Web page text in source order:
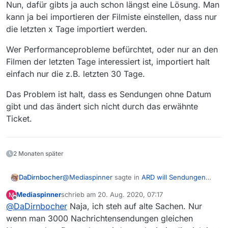
Nun, dafür gibts ja auch schon längst eine Lösung. Man
kann ja bei importieren der Filmiste einstellen, dass nur
die letzten x Tage importiert werden.
Wer Performanceprobleme befürchtet, oder nur an den
Filmen der letzten Tage interessiert ist, importiert halt
einfach nur die z.B. letzten 30 Tage.
Das Problem ist halt, dass es Sendungen ohne Datum
gibt und das ändert sich nicht durch das erwähnte
Ticket.
2 Monaten später
DaDirnbocher@Mediaspinner sagte in ARD will Sendungen
Hält die Datenbank bzw. die
Suchperformance den zu erwartenden
zusätzlichen Filmbestand aus, wenn auch
Das sieht man jetzt schon - am SWR Retro. Und
M
Offline
Mediaspinnerschrieb am 20. Aug. 2020, 07:17
zuletzt editiert von
@DaDirnbocher Naja, ich steh auf alte Sachen. Nur
wenn man 3000 Nachrichtensendungen gleichen